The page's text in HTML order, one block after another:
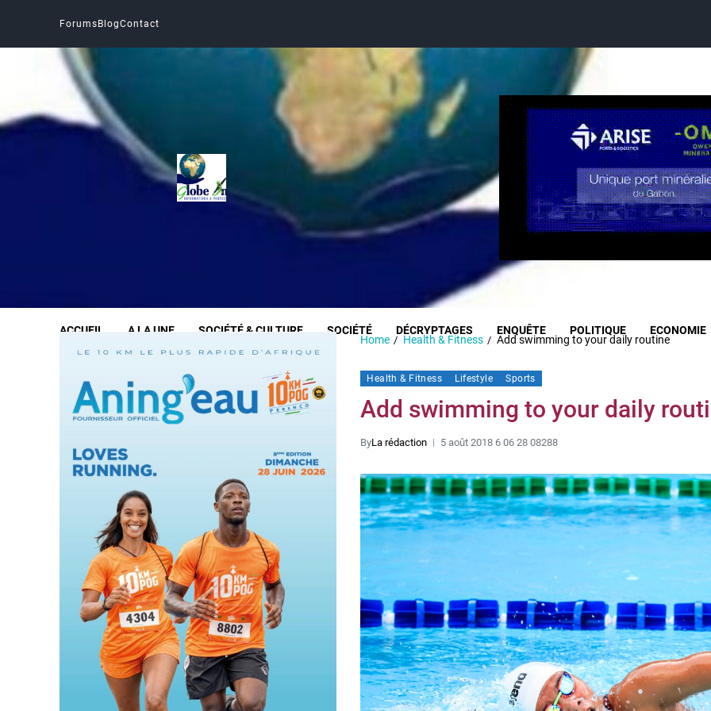
Forums BlogContact
ACCUEIL A LA UNE SOCIÉTÉ & CULTURE SOCIÉTÉ DÉCRYPTAGES ENQUÊTE POLITIQUE ECONOMIE
Home Health & Fitness Add swimming to your daily routine
Health & Fitness Lifestyle Sports
Add swimming to your daily
ByLa rédaction 5 août 2018 6 06 28 08288